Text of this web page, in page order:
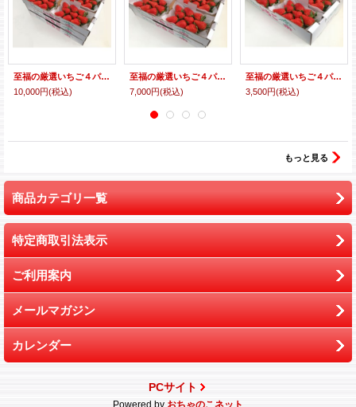
至福の厳選いちご４パックセット・３箱（４L/５L）
10,000円(税込)
至福の厳選いちご４パックセット・２箱（４L/５L）
7,000円(税込)
至福の厳選いちご４パックセット・１箱（４L/５L）
3,500円(税込)
もっと見る
商品カテゴリ一覧
特定商取引法表示
ご利用案内
メールマガジン
カレンダー
PCサイト
Powered by おちゃのこネット